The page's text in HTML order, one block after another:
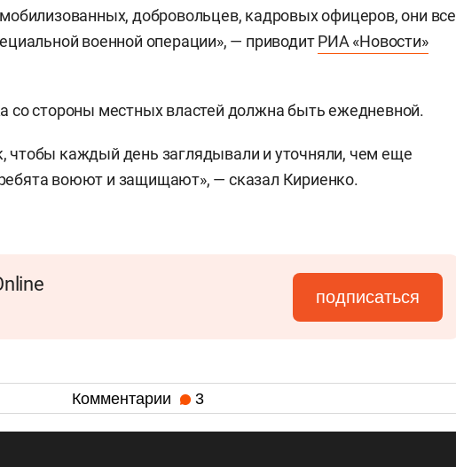
добровольцев, кадровых офицеров, они все
военной операции», — приводитРИА «Новости»
со стороны местных властей должна быть ежедневной.
чтобы каждый день заглядывали и уточняли, чем еще
воюют и защищают», — сказал Кириенко.
подписаться
Комментарии 3